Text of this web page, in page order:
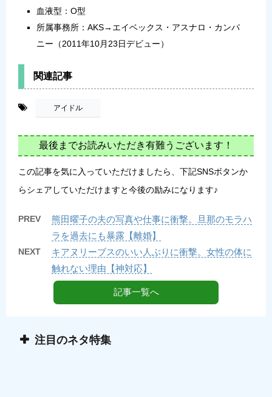
血液型：O型
所属事務所：AKS→エイベックス・アスナロ・カンパ
ニー（2011年10月23日デビュー）
関連記事
アイドル
最後までお読みいただき有難うございます！
この記事を気に入っていただけましたら、下記SNSボタンか
らシェアしていただけますと今後の励みになります♪
PREV
熊田曜子の夫の写真や仕事に衝撃。旦那のモラハ
ラを過去にも暴露【離婚】
NEXT
キアヌリーブスのいい人ぶりに衝撃。女性の体に
触れない理由【神対応】
記事一覧へ
注目のネタ特集